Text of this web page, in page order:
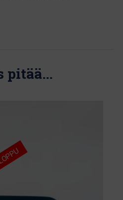
pitää...